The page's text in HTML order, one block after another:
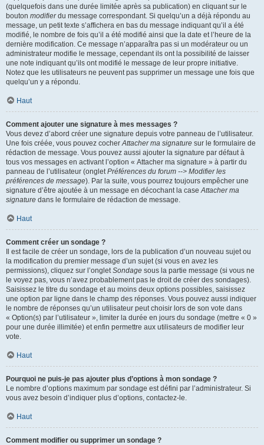
(quelquefois dans une durée limitée après sa publication) en cliquant sur le
bouton modifierdu message correspondant. Si quelqu’un a déjà répondu au
message, un petit texte s’affichera en bas du message indiquant qu’il a été
modifié, le nombre de fois qu’il a été modifié ainsi que la date et l’heure de la
dernière modification. Ce message n’apparaîtra pas si un modérateur ou un
administrateur modifie le message, cependant ils ont la possibilité de laisser
une note indiquant qu’ils ont modifié le message de leur propre initiative.
Notez que les utilisateurs ne peuvent pas supprimer un message une fois que
quelqu’un y a répondu.
Haut
Comment ajouter une signature à mes messages ?
Vous devez d’abord créer une signature depuis votre panneau de l’utilisateur.
Une fois créée, vous pouvez cocherAttacher ma signature sur le formulaire de
rédaction de message. Vous pouvez aussi ajouter la signature par défaut à
tous vos messages en activant l’option « Attacher ma signature » à partir du
panneau de l’utilisateur (ongletPréférences du forum --> Modifier les
préférences de message). Par la suite, vous pourrez toujours empêcher une
signature d’être ajoutée à un message en décochant la caseAttacher ma
signature dans le formulaire de rédaction de message.
Haut
Comment créer un sondage ?
Il est facile de créer un sondage, lors de la publication d’un nouveau sujet ou
la modification du premier message d’un sujet (si vous en avez les
permissions), cliquez sur l’ongletSondage sous la partie message (si vous ne
le voyez pas, vous n’avez probablement pas le droit de créer des sondages).
Saisissez le titre du sondage et au moins deux options possibles, saisissez
une option par ligne dans le champ des réponses. Vous pouvez aussi indiquer
le nombre de réponses qu’un utilisateur peut choisir lors de son vote dans
« Option(s) par l’utilisateur », limiter la durée en jours du sondage (mettre « 0 »
pour une durée illimitée) et enfin permettre aux utilisateurs de modifier leur
vote.
Haut
Pourquoi ne puis-je pas ajouter plus d’options à mon sondage ?
Le nombre d’options maximum par sondage est défini par l’administrateur. Si
vous avez besoin d’indiquer plus d’options, contactez-le.
Haut
Comment modifier ou supprimer un sondage ?